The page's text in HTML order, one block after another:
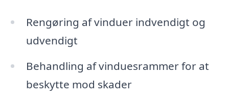
Rengøring af vinduer indvendigt og
udvendigt
Behandling af vinduesrammer for at
beskytte mod skader